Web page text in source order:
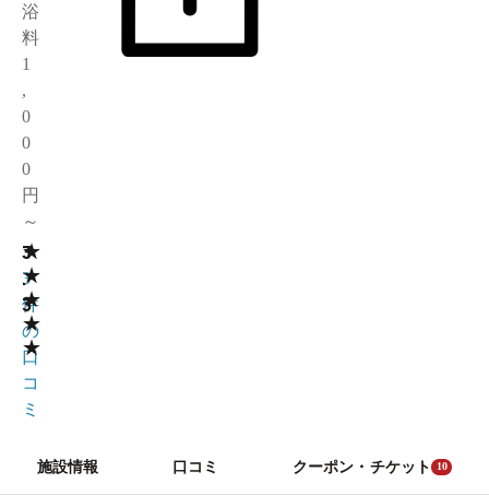
浴
料
1
,
0
0
0
円
～
★
★
★
★
★
3
.
3
3
3
件
の
口
コ
ミ
施設情報 口コミ クーポン・チケット 10